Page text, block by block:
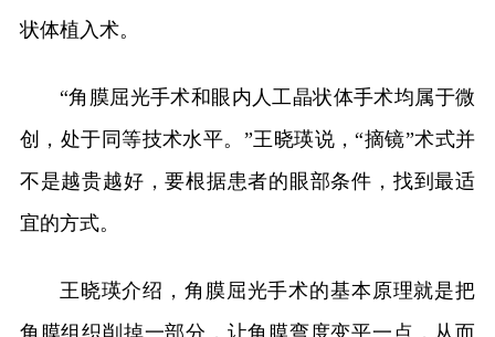
状体植入术。
“角膜屈光手术和眼内人工晶状体手术均属于微
创，处于同等技术水平。”王晓瑛说，“摘镜”术式并
不是越贵越好，要根据患者的眼部条件，找到最适
宜的方式。
王晓瑛介绍，角膜屈光手术的基本原理就是把
角膜组织削掉一部分，让角膜弯度变平一点，从而